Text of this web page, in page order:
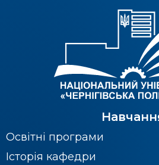
Освітні програми
Історія кафедри